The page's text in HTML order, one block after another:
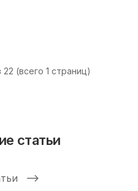
(всего 1 страниц)
статьи